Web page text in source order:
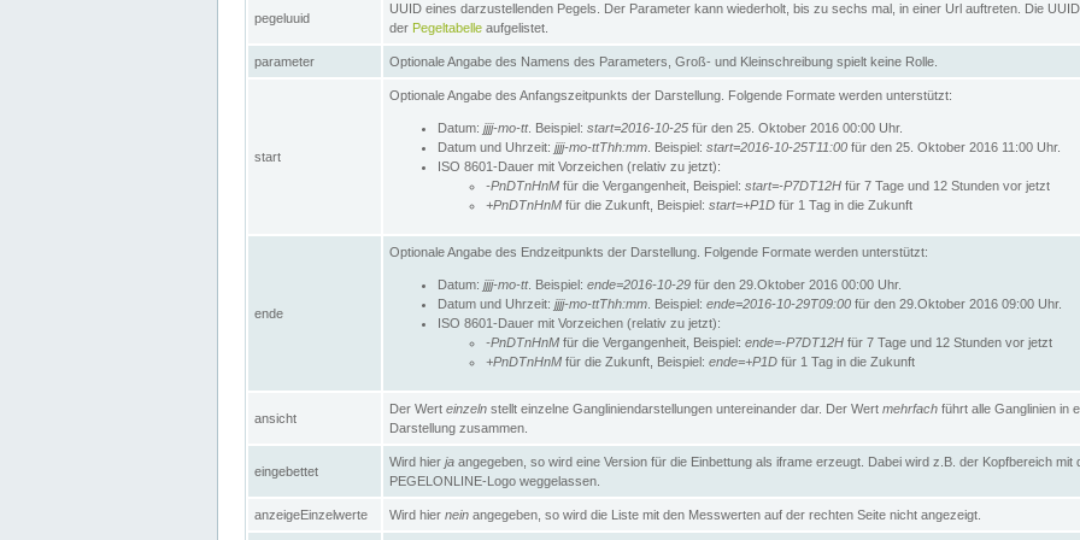
pegeluuid
UUID eines darzustellenden Pegels. Der Parameter kann wiederholt, bis zu sechs mal, in einer Url auftreten. Die
der Pegeltabelle aufgelistet.
parameter Optionale Angabe des Namens des Parameters, Groß- und Kleinschreibung spielt keine Rolle.
start
Optionale Angabe des Anfangszeitpunkts der Darstellung. Folgende Formate werden unterstützt:
Datum: jjjj-mo-tt. Beispiel: start=2016-10-25 für den 25. Oktober 2016 00:00 Uhr.
Datum und Uhrzeit: jjjj-mo-ttThh:mm . Beispiel: start=2016-10-25T11:00 für den 25. Oktober 2016 11:00 Uhr.
ISO 8601-Dauer mit Vorzeichen (relativ zu jetzt):
-PnDTnHnM für die Vergangenheit, Beispiel: start=-P7DT12H für 7 Tage und 12 Stunden vor jetzt
+PnDTnHnM für die Zukunft, Beispiel: start=+P1D für 1 Tag in die Zukunft
ende
Optionale Angabe des Endzeitpunkts der Darstellung. Folgende Formate werden unterstützt:
Datum: jjjj-mo-tt. Beispiel: ende=2016-10-29 für den 29.Oktober 2016 00:00 Uhr.
Datum und Uhrzeit: jjjj-mo-ttThh:mm . Beispiel: ende=2016-10-29T09:00 für den 29.Oktober 2016 09:00 Uhr.
ISO 8601-Dauer mit Vorzeichen (relativ zu jetzt):
-PnDTnHnM für die Vergangenheit, Beispiel: ende=-P7DT12H für 7 Tage und 12 Stunden vor jetzt
+PnDTnHnM für die Zukunft, Beispiel: ende=+P1D für 1 Tag in die Zukunft
ansicht
Der Wert einzeln stellt einzelne Gangliniendarstellungen untereinander dar. Der Wert mehrfach führt alle Ganglinien in
Darstellung zusammen.
eingebettet
Wird hier ja angegeben, so wird eine Version für die Einbettung als iframe erzeugt. Dabei wird z.B. der Kopfbereich mit
PEGELONLINE-Logo weggelassen.
anzeigeEinzelwerte Wird hier nein angegeben, so wird die Liste mit den Messwerten auf der rechten Seite nicht angezeigt.